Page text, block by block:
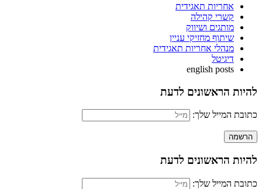
אחריות תאגידית
קשרי קהילה
מותגים ושיווק
שיתוף מחזיקי עניין
מנהלי אחריות תאגידית
דיגיטל
english posts
להיות הראשונים לדעת
כתובת המייל שלך:
להיות הראשונים לדעת
כתובת המייל שלך: